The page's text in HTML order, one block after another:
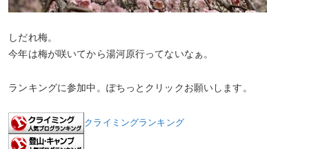
しだれ梅。
今年は梅が咲いてから湯河原行ってないなぁ。
ランキングに参加中。ぽちっとクリックお願いします。
クライミングランキング